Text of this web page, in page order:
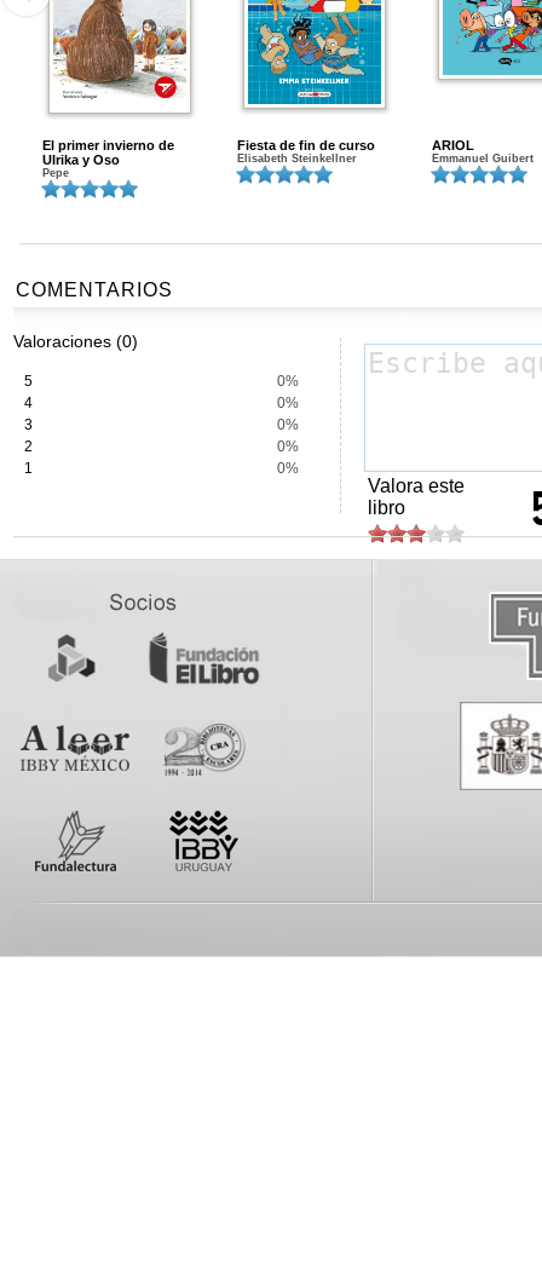
El primer invierno de
Ulrika y Oso
Pepe
Fiesta de fin de curso
Elisabeth Steinkellner
ARIOL
Emmanuel Guibert
COMENTARIOS
Valoraciones (0)
5
0%
4
0%
3
0%
2
0%
1
0%
Valora este
libro